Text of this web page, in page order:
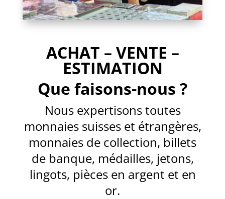
ACHAT – VENTE –
ESTIMATION
Que faisons-nous ?
Nous expertisons toutes
monnaies suisses et étrangères,
monnaies de collection, billets
de banque, médailles, jetons,
lingots, pièces en argent et en
or.